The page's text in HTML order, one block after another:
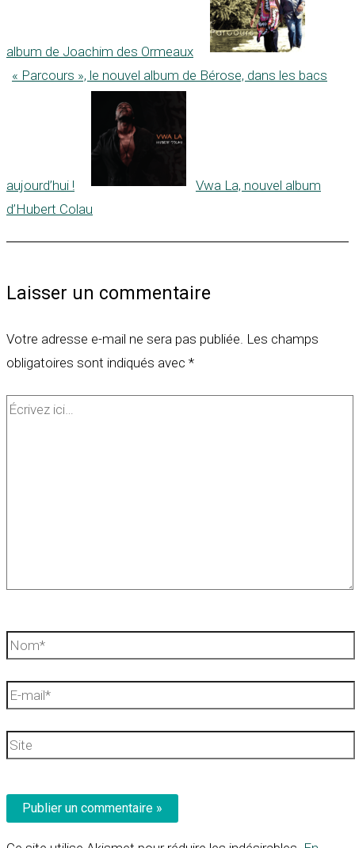
album de Joachim des Ormeaux
« Parcours », le nouvel album de Bérose, dans les bacs
aujourd’hui !
Vwa La, nouvel album
d’Hubert Colau
Laisser un commentaire
Votre adresse e-mail ne sera pas publiée. Les champs
obligatoires sont indiqués avec *
Écrivez
Nom*
E-
Site